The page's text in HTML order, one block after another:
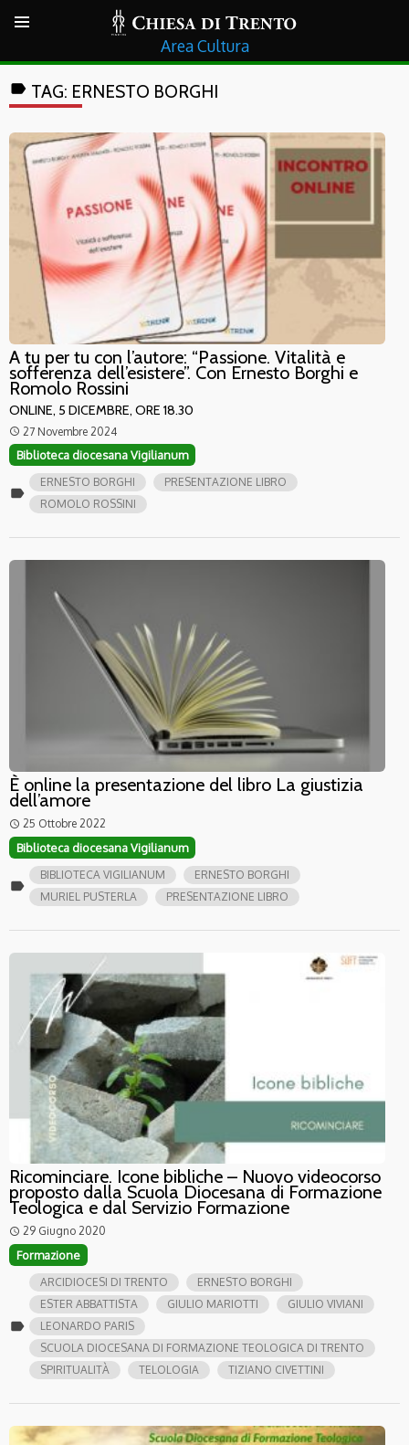
Cultura
label TAG: ERNESTO BORGHI
A tu per tu con l’autore: “Passione. Vitalità e
sofferenza dell’esistere”. Con Ernesto Borghi e
Romolo Rossini
ONLINE, 5 DICEMBRE, ORE 18.30
access_time 27 Novembre 2024
Biblioteca diocesana Vigilianum
label
ERNESTO BORGHI
PRESENTAZIONE LIBRO
ROMOLO ROSSINI
È online la presentazione del libro La giustizia
dell’amore
access_time 25 Ottobre 2022
Biblioteca diocesana Vigilianum
label
BIBLIOTECA VIGILIANUM
ERNESTO BORGHI
MURIEL PUSTERLA
PRESENTAZIONE LIBRO
Ricominciare. Icone bibliche – Nuovo videocorso
proposto dalla Scuola Diocesana di Formazione
Teologica e dal Servizio Formazione
access_time 29 Giugno 2020
Formazione
label
ARCIDIOCESI DI TRENTO
ERNESTO BORGHI
ESTER ABBATTISTA
GIULIO MARIOTTI
GIULIO VIVIANI
LEONARDO PARIS
SCUOLA DIOCESANA DI FORMAZIONE TEOLOGICA DI TRENTO
SPIRITUALITÀ
TELOLOGIA TIZIANO CIVETTINI